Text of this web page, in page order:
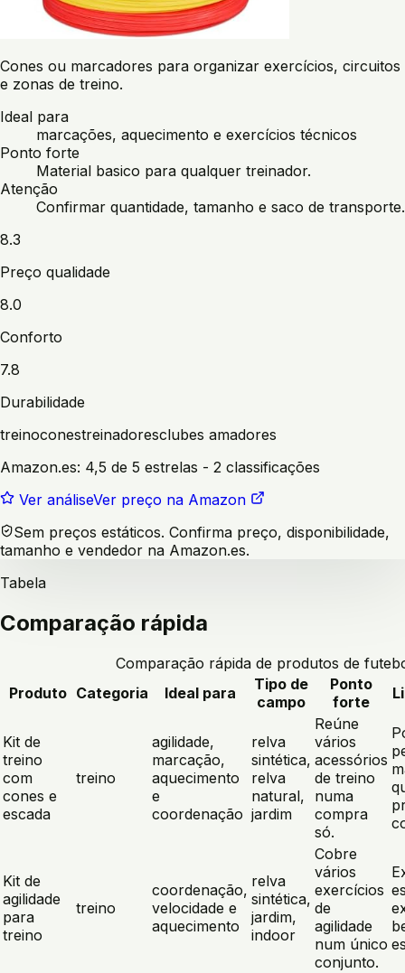
Cones ou marcadores para organizar exercícios, circuitos
e zonas de treino.
Ideal para
marcações, aquecimento e exercícios técnicos
Ponto forte
Material basico para qualquer treinador.
Atenção
Confirmar quantidade, tamanho e saco de transporte.
8.3
Preço qualidade
8.0
Conforto
7.8
Durabilidade
treinoconestreinadoresclubes amadores
Amazon.es: 4,5 de 5 estrelas - 2 classificações
Ver análiseVer preço na Amazon
Sem preços estáticos. Confirma preço, disponibilidade,
tamanho e vendedor na Amazon.es.
Tabela
Comparação rápida
Comparação rápida de produtos de
Produto Categoria Ideal para
Tipo de
campo
Ponto
forte
Kit de
treino
com
cones e
escada
treino
agilidade,
marcação,
aquecimento
e
coordenação
relva
sintética,
relva
natural,
jardim
Reúne
vários
acessórios
de treino
numa
compra
só.
Kit de
agilidade
para
treino
treino
coordenação,
velocidade e
aquecimento
relva
sintética,
jardim,
indoor
Cobre
vários
exercícios
de
agilidade
num único
conjunto.